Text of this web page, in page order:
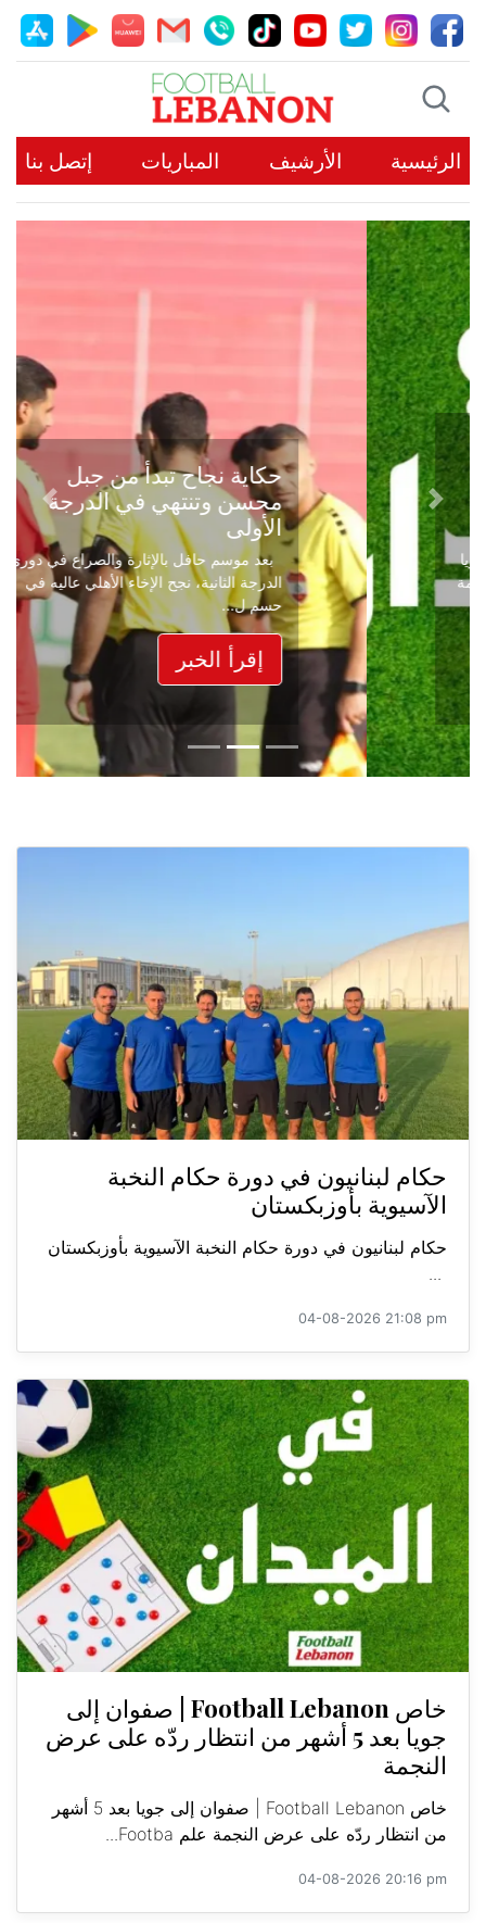
الرئيسية الأرشيف المباريات إتصل بنا
حكاية نجاح تبدأ من جبل
محسن وتنتهي في الدرجة
الأولى
بعد موسم حافل بالإثارة والصراع في دوري
الدرجة الثانية، نجح الإخاء الأهلي عاليه في
حسم ل...
إقرأ الخبر
Previous
Next
حكام لبنانيون في دورة حكام النخبة
الآسيوية بأوزبكستان
حكام لبنانيون في دورة حكام النخبة الآسيوية بأوزبكستان
...
04-08-2026 21:08 pm
خاص Football Lebanon | صفوان إلى
جويا بعد 5 أشهر من انتظار ردّه على عرض
النجمة
خاص Football Lebanon | صفوان إلى جويا بعد 5 أشهر
من انتظار ردّه على عرض النجمة علم Footba...
04-08-2026 20:16 pm